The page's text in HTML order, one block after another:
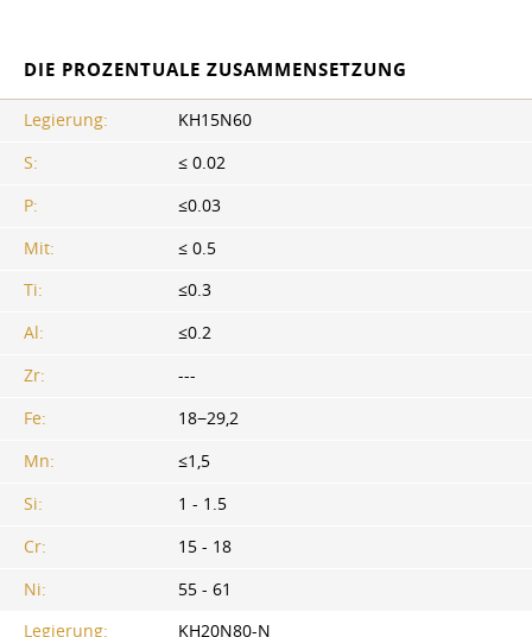
DIE PROZENTUALE ZUSAMMENSETZUNG
Legierung:
KH15N60
S:
≤ 0.02
P:
≤0.03
Mit:
≤ 0.5
Ti:
≤0.3
Al:
≤0.2
Zr:
---
Fe:
18−29,2
Mn:
≤1,5
Si:
1 - 1.5
Cr:
15 - 18
Ni:
55 - 61
Legierung:
KH20N80-N